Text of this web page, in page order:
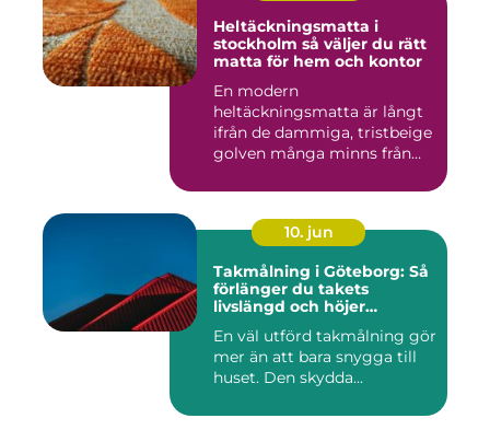
Heltäckningsmatta i
stockholm så väljer du rätt
matta för hem och kontor
En modern
heltäckningsmatta är långt
ifrån de dammiga, tristbeige
golven många minns från
10. jun
Takmålning i Göteborg: Så
förlänger du takets
livslängd och höjer
En väl utförd takmålning gör
mer än att bara snygga till
huset. Den skydda...